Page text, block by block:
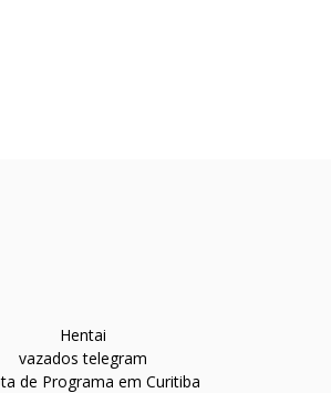
Hentai
vazados telegram
de Programa em Curitiba